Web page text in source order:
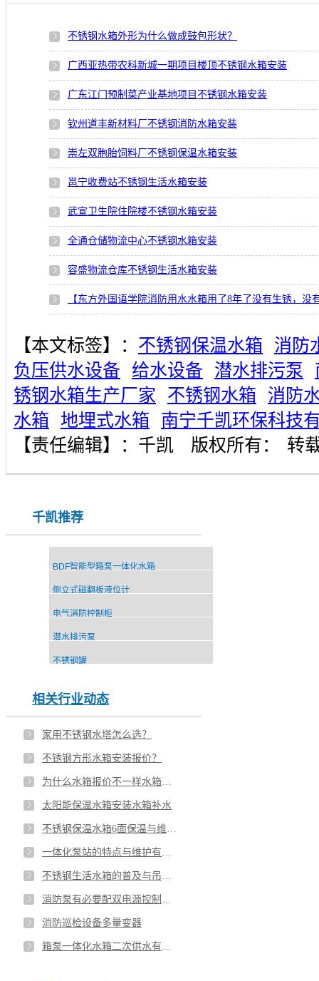
不锈钢水箱外形为什么做成鼓包形状？
广西亚热带农科新城一期项目楼顶不锈钢水箱安装
广东江门预制菜产业基地项目不锈钢水箱安装
钦州道丰新材料厂不锈钢消防水箱安装
崇左双胞胎饲料厂不锈钢保温水箱安装
邕宁收费站不锈钢生活水箱安装
武宣卫生院住院楼不锈钢水箱安装
全通仓储物流中心不锈钢水箱安装
容盛物流仓库不锈钢生活水箱安装
【东方外国语学院消防用水水箱用了8年了没有生锈，没
【本文标签】： 不锈钢保温水箱
消防
负压供水设备
给水设备 潜水排污泵
锈钢水箱生产厂家
不锈钢水箱
消防
水箱
地埋式水箱
南宁千凯环保科技
【责任编辑】： 千凯 版权所有： 转
千凯推荐
BDF智能型箱泵一体化水箱
侧立式磁翻板液位计
电气消防控制柜
潜水排污泵
不锈钢罐
相关行业动态
家用不锈钢水塔怎么选？
不锈钢方形水箱安装报价？
太阳能保温水箱安装水箱补水
消防巡检设备多量变器